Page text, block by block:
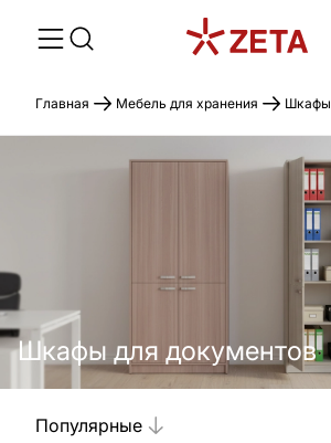
Главная Мебель для хранения Шкафы
Шкафы для документов
Популярные